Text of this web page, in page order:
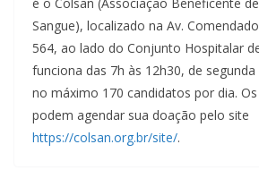
é o Colsan (Associação Beneficente
Sangue), localizado na Av.
564, ao lado do Conjunto Hospitalar
funciona das 7h às 12h30, de
no máximo 170 candidatos por dia.
podem agendar sua doação pelo site
https://colsan.org.br/site/.